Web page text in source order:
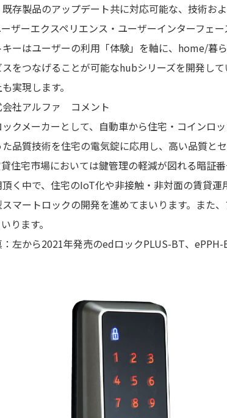
存製品のアップデート共に対応可能な、技術およ
ザーエクスペリエンス・ユーザーインターフェー
キーはユーザーの利用「体験」を軸に、home/
スをつなげることが可能なhubシリーズを開発し
実現します。
社アルファ コメント
クメーカーとして、自動車から住宅・コインロ
品質技術を住宅の電気錠に応用し、高い品質と
住宅市場においては鍵管理の軽減が図れる暗証
頂く中で、住宅のIoT化や非接触・非対面の賃貸
マートロックの開発を進めてまいります。また
ります。
：左から2021年発売のedロックPLUS-BT、ePPH-